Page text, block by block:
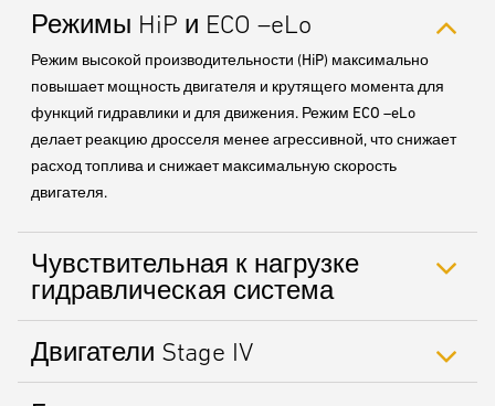
Режимы HiP и ECO –eLo
Режим высокой производительности (HiP) максимально
повышает мощность двигателя и крутящего момента для
функций гидравлики и для движения. Режим ECO –eLo
делает реакцию дросселя менее агрессивной, что снижает
расход топлива и снижает максимальную скорость
двигателя.
Чувствительная к нагрузке
гидравлическая система
Двигатели Stage IV